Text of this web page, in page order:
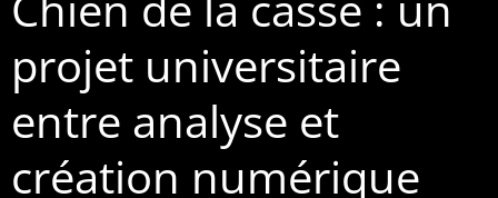
projet universitaire
entre analyse et
création numérique